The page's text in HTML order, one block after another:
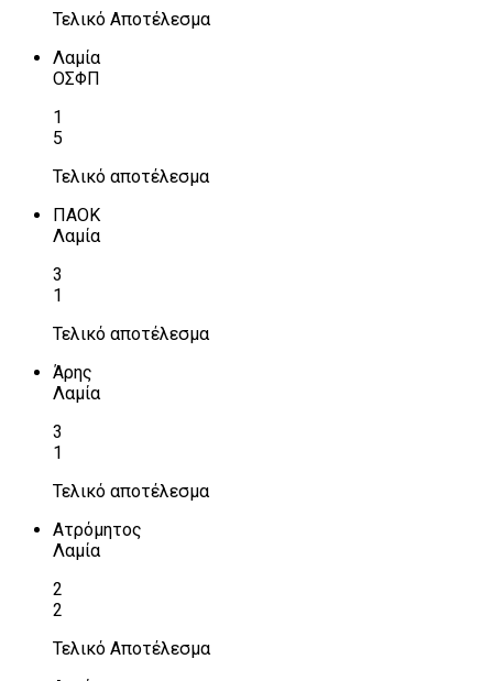
Τελικό Αποτέλεσμα
Λαμία
ΟΣΦΠ
1
5
Τελικό αποτέλεσμα
ΠΑΟΚ
Λαμία
3
1
Τελικό αποτέλεσμα
Άρης
Λαμία
3
1
Τελικό αποτέλεσμα
Ατρόμητος
Λαμία
2
2
Τελικό Αποτέλεσμα